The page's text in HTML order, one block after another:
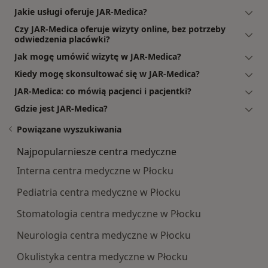
Jakie usługi oferuje JAR-Medica?
Czy JAR-Medica oferuje wizyty online, bez potrzeby
odwiedzenia placówki?
Jak mogę umówić wizytę w JAR-Medica?
Kiedy mogę skonsultować się w JAR-Medica?
JAR-Medica: co mówią pacjenci i pacjentki?
Gdzie jest JAR-Medica?
Powiązane wyszukiwania
Najpopularniesze centra medyczne
Interna centra medyczne w Płocku
Pediatria centra medyczne w Płocku
Stomatologia centra medyczne w Płocku
Neurologia centra medyczne w Płocku
Okulistyka centra medyczne w Płocku